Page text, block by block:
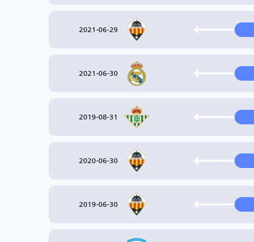
2021-06-29
2021-06-30
2019-08-31
2020-06-30
2019-06-30